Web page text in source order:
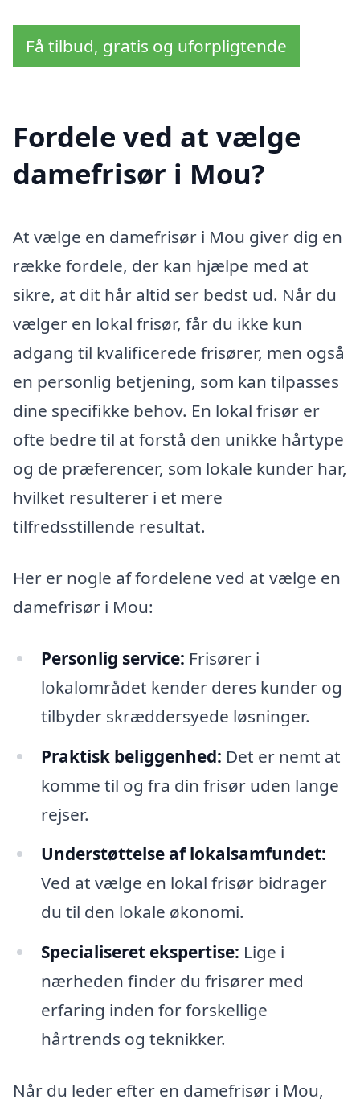
Få tilbud, gratis og uforpligtende
Fordele ved at vælge
damefrisør i Mou?
At vælge en damefrisør i Mou giver dig en
række fordele, der kan hjælpe med at
sikre, at dit hår altid ser bedst ud. Når du
vælger en lokal frisør, får du ikke kun
adgang til kvalificerede frisører, men også
en personlig betjening, som kan tilpasses
dine specifikke behov. En lokal frisør er
ofte bedre til at forstå den unikke hårtype
og de præferencer, som lokale kunder har,
hvilket resulterer i et mere
tilfredsstillende resultat.
Her er nogle af fordelene ved at vælge en
damefrisør i Mou:
Personlig service: Frisører i
lokalområdet kender deres kunder og
tilbyder skræddersyede løsninger.
Praktisk beliggenhed: Det er nemt at
komme til og fra din frisør uden lange
rejser.
Understøttelse af lokalsamfundet:
Ved at vælge en lokal frisør bidrager
du til den lokale økonomi.
Specialiseret ekspertise: Lige i
nærheden finder du frisører med
erfaring inden for forskellige
hårtrends og teknikker.
Når du leder efter en damefrisør i Mou,